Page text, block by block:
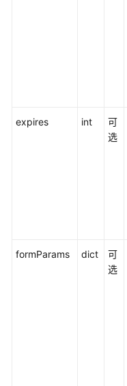
expires int
可
选
formParams dict
可
选